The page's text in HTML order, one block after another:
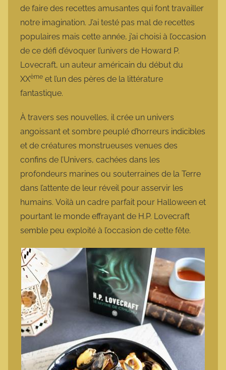
de faire des recettes amusantes qui font travailler
notre imagination. J’ai testé pas mal de recettes
populaires mais cette année, j’ai choisi à l’occasion
de ce défi d’évoquer l’univers de Howard P.
Lovecraft, un auteur américain du début du
XXème et l’un des pères de la littérature
fantastique.
À travers ses nouvelles, il crée un univers
angoissant et sombre peuplé d’horreurs indicibles
et de créatures monstrueuses venues des
confins de l’Univers, cachées dans les
profondeurs marines ou souterraines de la Terre
dans l’attente de leur réveil pour asservir les
humains. Voilà un cadre parfait pour Halloween et
pourtant le monde effrayant de H.P. Lovecraft
semble peu exploité à l’occasion de cette fête.